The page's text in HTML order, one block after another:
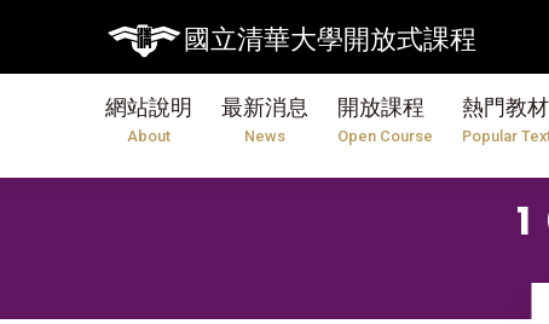
國立清華大學開放式課程
網站說明
About
最新消息
News
開放課程
Open Course
熱門教材
Popular